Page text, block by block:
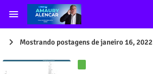
Mostrando postagens de janeiro 16, 2022